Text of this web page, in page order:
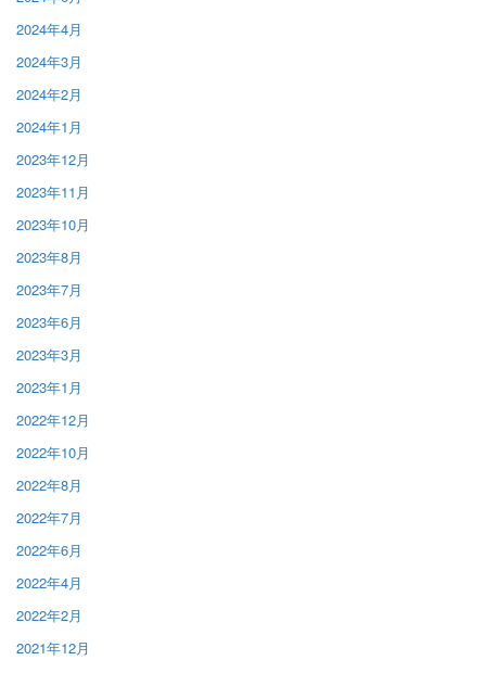
2024年4月
2024年3月
2024年2月
2024年1月
2023年12月
2023年11月
2023年10月
2023年8月
2023年7月
2023年6月
2023年3月
2023年1月
2022年12月
2022年10月
2022年8月
2022年7月
2022年6月
2022年4月
2022年2月
2021年12月